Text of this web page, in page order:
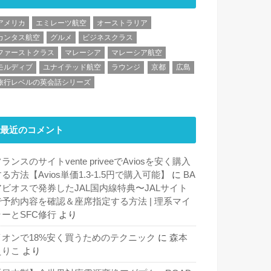
メリカ エミレーツ航空
オーストラリア
ンタス航空
グルメ
ビジネスクラス
ァーストクラス
マレーシア
マレーシア航空
ルディブ
ユナイテッド航空 ラウンジ 京都
広島
行レベルの英会話シリーズ
最近のコメント
ランスのサイトvente priveeでAviosを安く購入
方法【Avios単価1.3-1.5円で購入可能】
に BA
ビオスで発券したJAL国内線特典〜JALサイト
予約内容を確認＆座席指定する方法 | 理系マイ
ーとSFC修行 より
オンで18%安く買うためのテクニック に 森本
こ
より